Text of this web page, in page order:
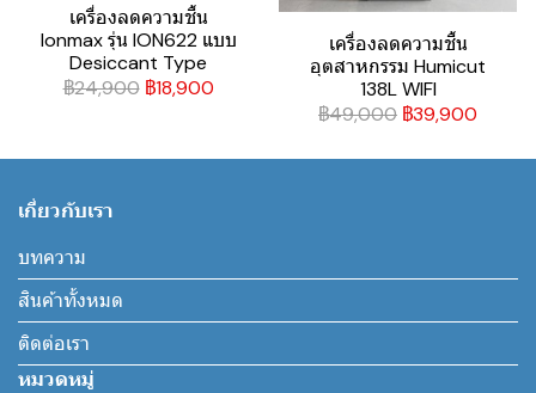
เครื่องลดความชื้น
Ionmax รุ่น ION622 แบบ
Desiccant Type
฿24,900 ฿18,900
เครื่องลดความชื้น
อุตสาหกรรม Humicut
138L WIFI
฿49,000 ฿39,900
เกี่ยวกับเรา
บทความ
สินค้าทั้งหมด
ติดต่อเรา
หมวดหมู่